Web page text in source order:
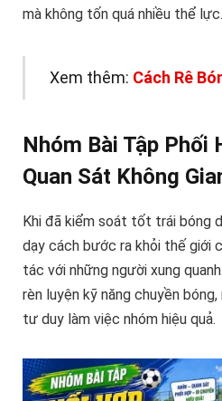
mà không tốn quá nhiều thể lực.
Xem thêm: Cách Rê
Nhóm Bài Tập Phối
Quan Sát Không
Khi đã kiểm soát tốt trái bóng
dạy cách bước ra khỏi thế giới
tác với những người xung
rèn luyện kỹ năng chuyền
tư duy làm việc nhóm hiệu quả.